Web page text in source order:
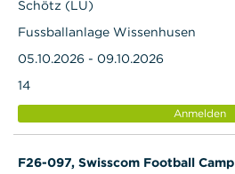
Schötz (LU)
Fussballanlage Wissenhusen
05.10.2026 - 09.10.2026
14
Anmelden
F26-097, Swisscom Football Camp